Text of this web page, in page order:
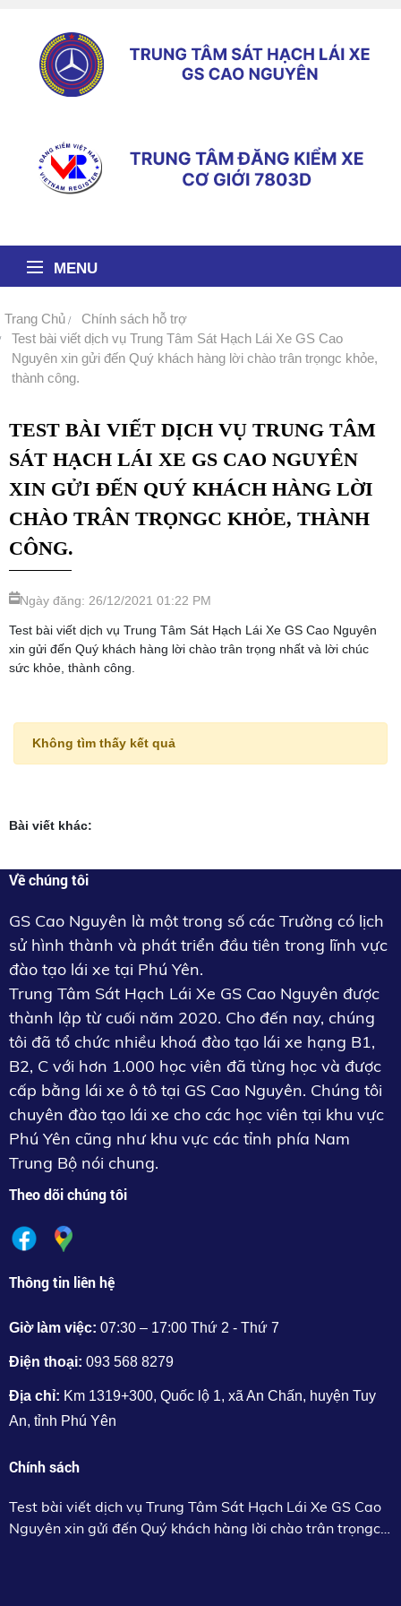
MENU
Trang Chủ
Chính sách hỗ trợ
Test bài viết dịch vụ Trung Tâm Sát Hạch Lái Xe GS Cao
Nguyên xin gửi đến Quý khách hàng lời chào trân trọngc khỏe,
thành công.
TEST BÀI VIẾT DỊCH VỤ TRUNG TÂM
SÁT HẠCH LÁI XE GS CAO NGUYÊN
XIN GỬI ĐẾN QUÝ KHÁCH HÀNG LỜI
CHÀO TRÂN TRỌNGC KHỎE, THÀNH
CÔNG.
Ngày đăng: 26/12/2021 01:22 PM
Test bài viết dịch vụ Trung Tâm Sát Hạch Lái Xe GS Cao Nguyên
xin gửi đến Quý khách hàng lời chào trân trọng nhất và lời chúc
sức khỏe, thành công.
Không tìm thấy kết quả
Bài viết khác:
Về chúng tôi
GS Cao Nguyên là một trong số các Trường có lịch
sử hình thành và phát triển đầu tiên trong lĩnh vực
đào tạo lái xe tại Phú Yên.
Trung Tâm Sát Hạch Lái Xe GS Cao Nguyên được
thành lập từ cuối năm 2020. Cho đến nay, chúng
tôi đã tổ chức nhiều khoá đào tạo lái xe hạng B1,
B2, C với hơn 1.000 học viên đã từng học và được
cấp bằng lái xe ô tô tại GS Cao Nguyên. Chúng tôi
chuyên đào tạo lái xe cho các học viên tại khu vực
Phú Yên cũng như khu vực các tỉnh phía Nam
Trung Bộ nói chung.
Theo dõi chúng tôi
Thông tin liên hệ
Giờ làm việc: 07:30 – 17:00 Thứ 2 - Thứ 7
Điện thoại: 093 568 8279
Địa chỉ: Km 1319+300, Quốc lộ 1, xã An Chấn, huyện Tuy
An, tỉnh Phú Yên
Chính sách
Test bài viết dịch vụ Trung Tâm Sát Hạch Lái Xe GS Cao
Nguyên xin gửi đến Quý khách hàng lời chào trân trọngc